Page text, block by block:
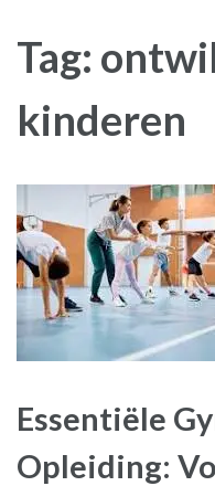
Tag:
kinderen
Essentiële
Opleiding: